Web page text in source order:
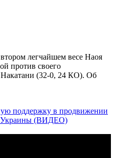
легчайшем весе Наоя
против своего
Накатани (32-0, 24 КО). Об
поддержку в продвижении
Украины (ВИДЕО)